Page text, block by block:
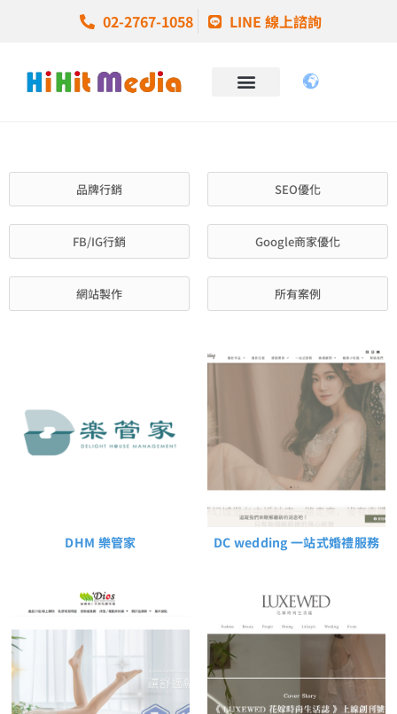
02-2767-1058 LINE 線上諮詢
品牌行銷 SEO優化
FB/IG行銷 Google商家優化
網站製作 所有案例
DHM 樂管家 DC wedding 一站式婚禮服務